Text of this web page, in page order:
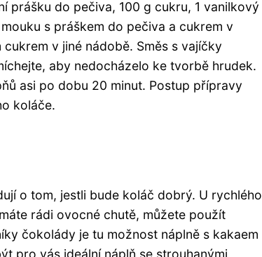
prášku do pečiva, 100 g cukru, 1 vanilkový
s práškem do pečiva a cukrem v
v jiné nádobě. Směs s vajíčky
aby nedocházelo ke tvorbě hrudek.
asi po dobu 20 minut. Postup přípravy
koláče.
o tom, jestli bude koláč dobrý. U rychlého
rádi ovocné chutě, můžete použít
čokolády je tu možnost náplně s kakaem
pro vás ideální náplň se strouhanými